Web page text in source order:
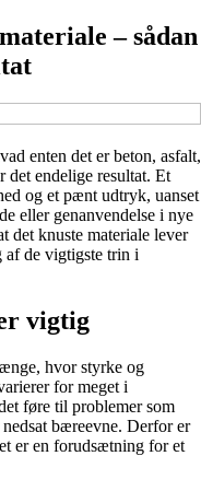
– sådan
enten det er beton, asfalt,
det endelige resultat. Et
og et pænt udtryk, uanset
eller genanvendelse i nye
det knuste materiale lever
af de vigtigste trin i
vigtig
hvor styrke og
for meget i
føre til problemer som
bæreevne. Derfor er
er en forudsætning for et